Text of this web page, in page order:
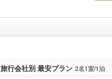
旅行会社別 最安プラン 2名1室/1泊